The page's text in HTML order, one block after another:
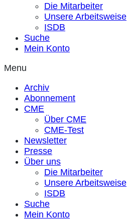
Die Mitarbeiter
Unsere Arbeitsweise
ISDB
Suche
Mein Konto
Menu
Archiv
Abonnement
CME
Über CME
CME-Test
Newsletter
Presse
Über uns
Die Mitarbeiter
Unsere Arbeitsweise
ISDB
Suche
Mein Konto